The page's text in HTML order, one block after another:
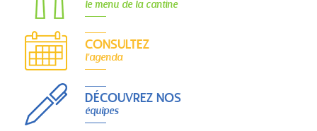
le menu de la cantine
CONSULTEZ
l'agenda
DÉCOUVREZ NOS
équipes